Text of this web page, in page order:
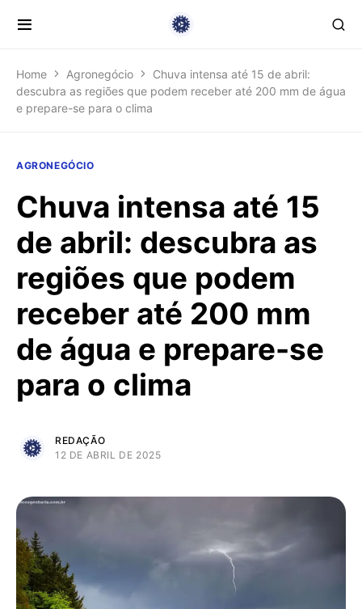
Home Agronegócio
Chuva intensa até 15 de abril:
descubra as regiões que podem receber até 200 mm de água
e prepare-se para o clima
AGRONEGÓCIO
Chuva intensa até 15
de abril: descubra as
regiões que podem
receber até 200 mm
de água e prepare-se
para o clima
REDAÇÃO
12 DE ABRIL DE 2025